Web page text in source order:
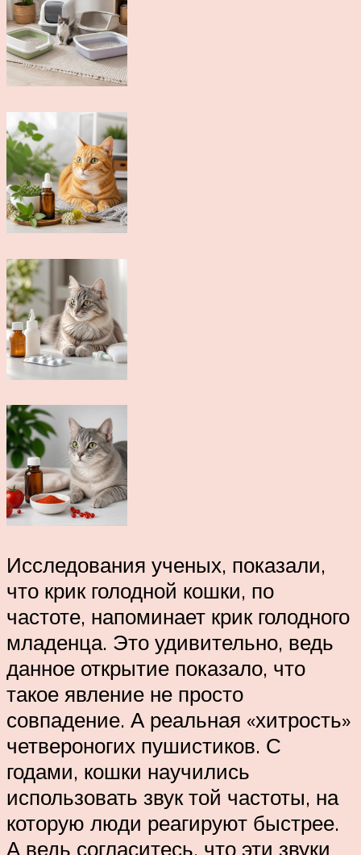
Исследования ученых, показали,
что крик голодной кошки, по
частоте, напоминает крик голодного
младенца. Это удивительно, ведь
данное открытие показало, что
такое явление не просто
совпадение. А реальная «хитрость»
четвероногих пушистиков. С
годами, кошки научились
использовать звук той частоты, на
которую люди реагируют быстрее.
А ведь согласитесь, что эти звуки